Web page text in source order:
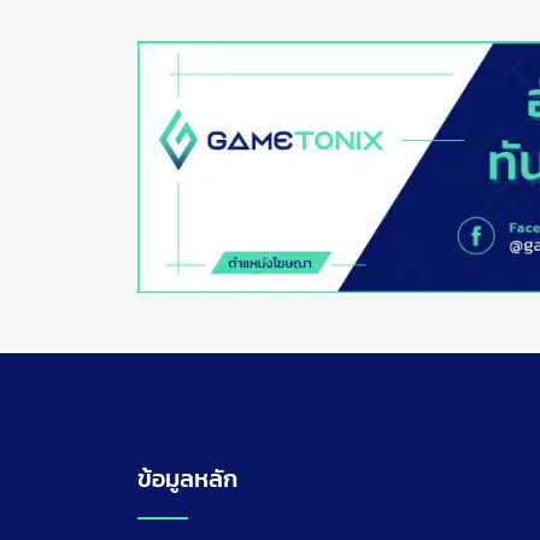
ข้อมูลหลัก